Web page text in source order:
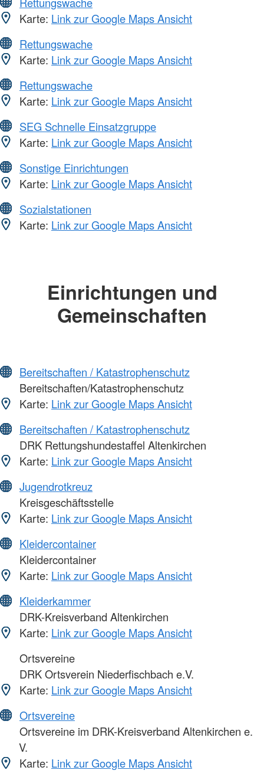
Karte: Link zur Google Maps Ansicht
Rettungswache
Karte: Link zur Google Maps Ansicht
Rettungswache
Karte: Link zur Google Maps Ansicht
SEG Schnelle Einsatzgruppe
Karte: Link zur Google Maps Ansicht
Sonstige Einrichtungen
Karte: Link zur Google Maps Ansicht
Sozialstationen
Karte: Link zur Google Maps Ansicht
Einrichtungen und
Gemeinschaften
Bereitschaften / Katastrophenschutz
Bereitschaften/Katastrophenschutz
Karte: Link zur Google Maps Ansicht
Bereitschaften / Katastrophenschutz
DRK Rettungshundestaffel Altenkirchen
Karte: Link zur Google Maps Ansicht
Jugendrotkreuz
Kreisgeschäftsstelle
Karte: Link zur Google Maps Ansicht
Kleidercontainer
Kleidercontainer
Karte: Link zur Google Maps Ansicht
Kleiderkammer
DRK-Kreisverband Altenkirchen
Karte: Link zur Google Maps Ansicht
Ortsvereine
DRK Ortsverein Niederfischbach e.V.
Karte: Link zur Google Maps Ansicht
Ortsvereine
Ortsvereine im DRK-Kreisverband Altenkirchen e.
V.
Karte: Link zur Google Maps Ansicht